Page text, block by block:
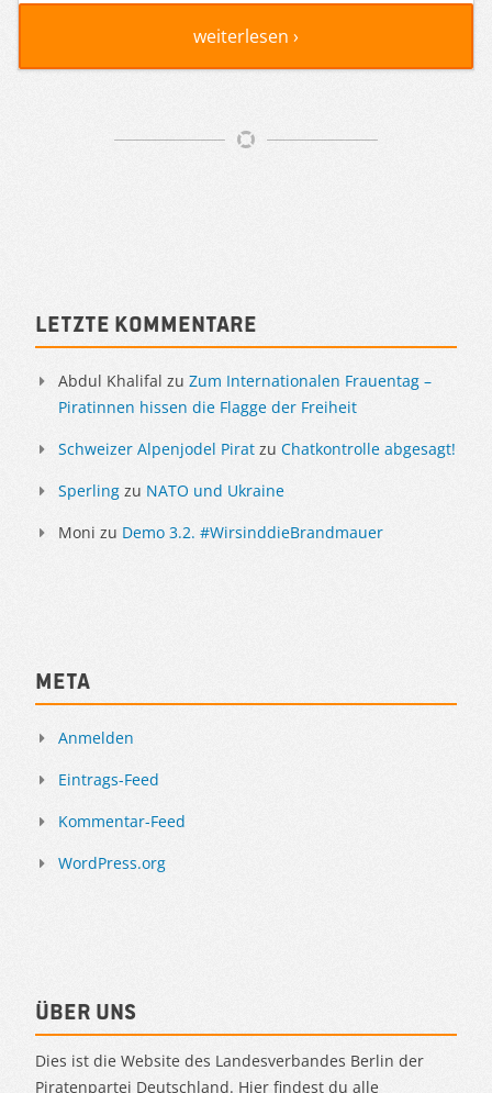
weiterlesen ›
Sidebar
Letzte Kommentare
Abdul Khalifal zu Zum Internationalen Frauentag –
Piratinnen hissen die Flagge der Freiheit
Schweizer Alpenjodel Pirat zu Chatkontrolle abgesagt!
Sperling zu NATO und Ukraine
Moni zu Demo 3.2. #WirsinddieBrandmauer
Meta
Anmelden
Eintrags-Feed
Kommentar-Feed
WordPress.org
Über uns
Dies ist die Website des Landesverbandes Berlin der
Piratenpartei Deutschland. Hier findest du alle